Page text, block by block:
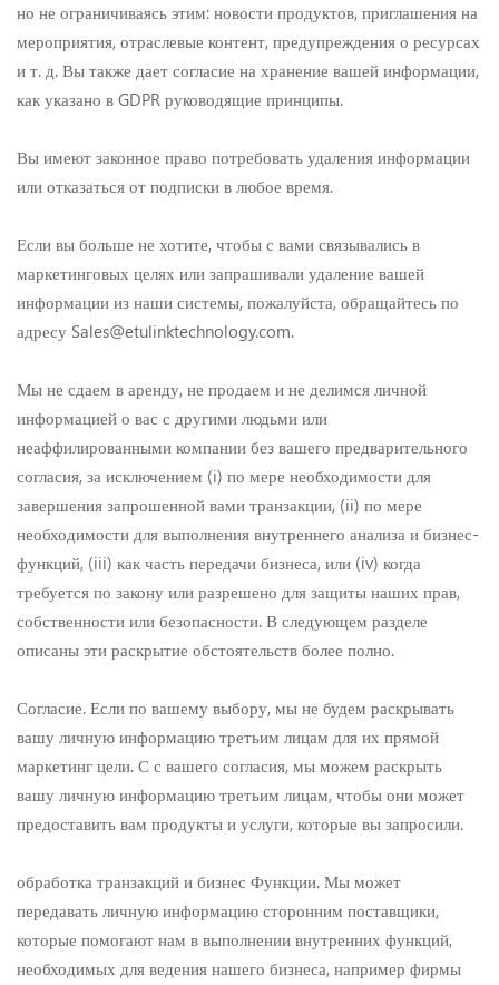
но не ограничиваясь этим: новости продуктов, приглашения на
мероприятия, отраслевые контент, предупреждения о ресурсах
и т. д. Вы также дает согласие на хранение вашей информации,
как указано в GDPR руководящие принципы.
Вы имеют законное право потребовать удаления информации
или отказаться от подписки в любое время.
Если вы больше не хотите, чтобы с вами связывались в
маркетинговых целях или запрашивали удаление вашей
информации из наши системы, пожалуйста, обращайтесь по
адресу Sales@etulinktechnology.com.
Мы не сдаем в аренду, не продаем и не делимся личной
информацией о вас с другими людьми или
неаффилированными компании без вашего предварительного
согласия, за исключением (i) по мере необходимости для
завершения запрошенной вами транзакции, (ii) по мере
необходимости для выполнения внутреннего анализа и бизнес-
функций, (iii) как часть передачи бизнеса, или (iv) когда
требуется по закону или разрешено для защиты наших прав,
собственности или безопасности. В следующем разделе
описаны эти раскрытие обстоятельств более полно.
Согласие. Если по вашему выбору, мы не будем раскрывать
вашу личную информацию третьим лицам для их прямой
маркетинг цели. С с вашего согласия, мы можем раскрыть
вашу личную информацию третьим лицам, чтобы они может
предоставить вам продукты и услуги, которые вы запросили.
обработка транзакций и бизнес Функции. Мы может
передавать личную информацию сторонним поставщики,
которые помогают нам в выполнении внутренних функций,
необходимых для ведения нашего бизнеса, например фирмы